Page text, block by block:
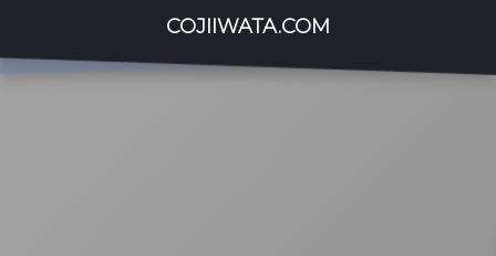
COJIIWATA.COM